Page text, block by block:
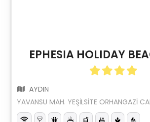
EPHESIA HOLIDAY
AYDIN
YAVANSU MAH. YEŞİLSİTE ORHANGAZİ